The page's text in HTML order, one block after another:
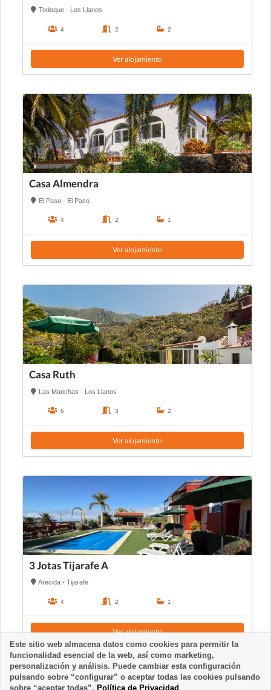
Todoque - Los Llanos
4 2 2
Ver alojamiento
Casa Almendra
El Paso - El Paso
4 2 1
Ver alojamiento
Casa Ruth
Las Manchas - Los Llanos
6 3 2
Ver alojamiento
3 Jotas Tijarafe A
Arecida - Tijarafe
4 2 1
Ver alojamiento
Este sitio web almacena datos como cookies para permitir la
funcionalidad esencial de la web, así como marketing,
personalización y análisis. Puede cambiar esta configuración
pulsando sobre “configurar” o aceptar todas las cookies pulsando
sobre “aceptar todas”. Política de Privacidad